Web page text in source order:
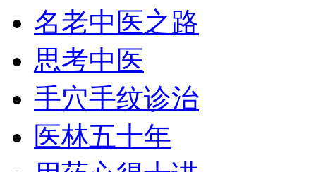
名老中医之路
思考中医
手穴手纹诊治
医林五十年